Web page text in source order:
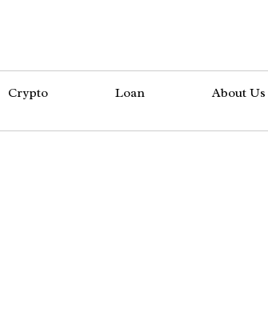
Crypto Loan About Us